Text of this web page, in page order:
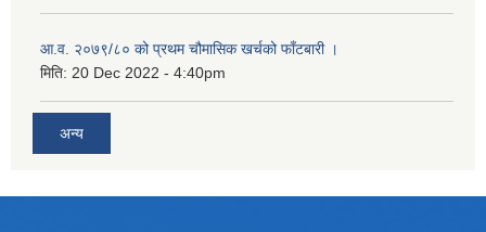
आ.व. २०७९/८० को प्रथम चौमासिक खर्चको फाँटबारी ।
मिति: 20 Dec 2022 - 4:40pm
अन्य